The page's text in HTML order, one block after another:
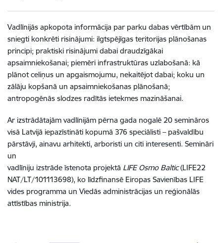
Vadlīnijās apkopota informācija par parku dabas vērtībām un
sniegti konkrēti risinājumi: ilgtspējīgas teritorijas plānošanas
principi; praktiski risinājumi dabai draudzīgākai
apsaimniekošanai; piemēri infrastruktūras uzlabošanā: kā
plānot celiņus un apgaismojumu, nekaitējot dabai; koku un
zālāju kopšanā un apsaimniekošanas plānošanā;
antropogēnās slodzes radītās ietekmes mazināšanai.
Ar izstrādātajām vadlīnijām pērna gada nogalē 20 semināros
visā Latvijā iepazīstināti kopumā 376 speciālisti – pašvaldību
pārstāvji, ainavu arhitekti, arboristi un citi interesenti. Semināri
un
vadlīniju izstrāde īstenota projektā LIFE Osmo Baltic(LIFE22
NAT/LT/101113698), ko līdzfinansē Eiropas Savienības LIFE
vides programma un Viedās administrācijas un reģionālās
attīstības ministrija.